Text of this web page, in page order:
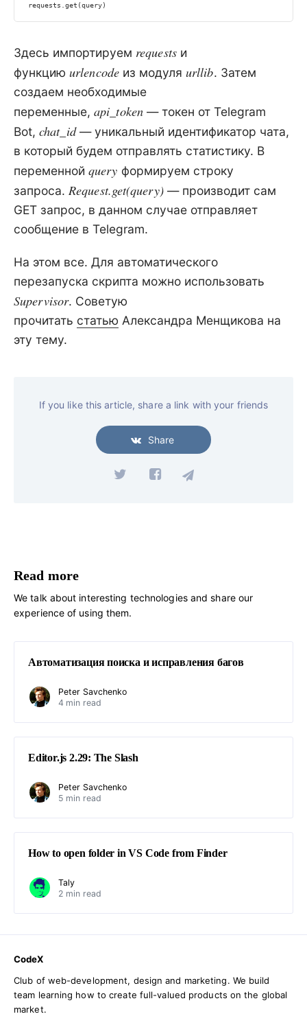
requests.get(query)
Здесь импортируем requestsи
функцию urlencodeиз модуля urllib. Затем
создаем необходимые
переменные, api_token— токен от Telegram
Bot, chat_id— уникальный идентификатор чата,
в который будем отправлять статистику. В
переменной query формируем строку
запроса. Request.get(query)— производит сам
GET запрос, в данном случае отправляет
сообщение в Telegram.
На этом все. Для автоматического
перезапуска скрипта можно использовать
Supervisor. Советую
прочитать статью Александра Менщикова на
эту тему.
If you like this article, share a link with your friends
Share
Read more
We talk about interesting technologies and share our
experience of using them.
Автоматизация поиска и исправления багов
Peter Savchenko
4 min read
Editor.js 2.29: The Slash
Peter Savchenko
5 min read
How to open folder in VS Code from Finder
Taly
2 min read
CodeX
Club of web-development, design and marketing. We build
team learning how to create full-valued products on the global
market.